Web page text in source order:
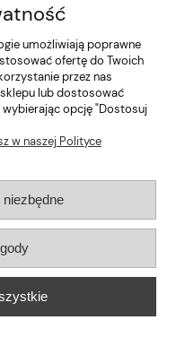
Premium
| NIP: 6772370993 REGON:
umożliwiają poprawne
ofertę do Twoich
przez nas
lub dostosować
opcję "Dostosuj
w naszej Polityce